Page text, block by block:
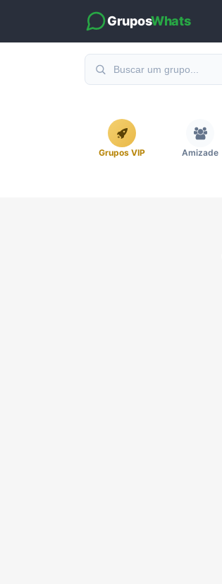
GruposWhats
Grupos VIP Amizade